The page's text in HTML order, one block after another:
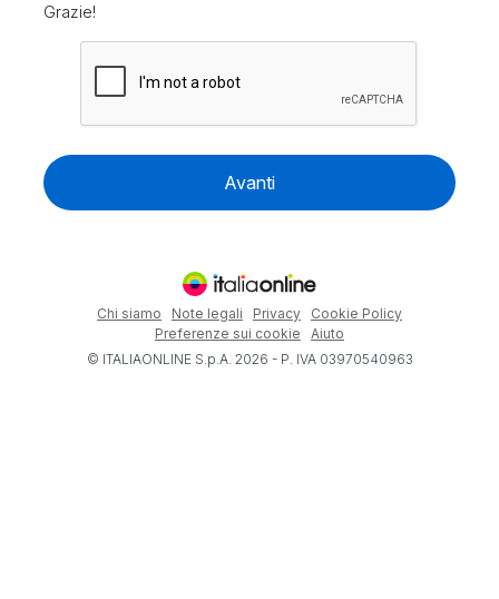
Grazie!
Avanti
Chi siamo Note legali Privacy
Cookie Policy
Preferenze sui cookie
Aiuto
© ITALIAONLINE S.p.A. 2026 - P. IVA 03970540963